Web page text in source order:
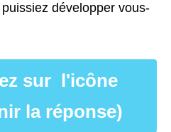
développer vous-
sur l'icône
la réponse)